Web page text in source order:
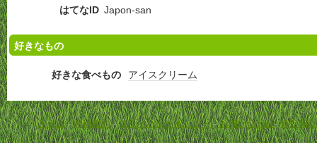
はてなID Japon-san
好きなもの
好きな食べもの アイスクリーム
ホーム-利用規約-プライバシーポリシー-お問い合わせ-特定商